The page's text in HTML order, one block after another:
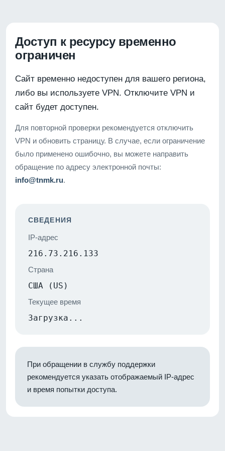
Доступ к ресурсу временно
ограничен
Сайт временно недоступен для вашего региона,
либо вы используете VPN. Отключите VPN и
сайт будет доступен.
Для повторной проверки рекомендуется отключить
VPN и обновить страницу. В случае, если ограничение
было применено ошибочно, вы можете направить
обращение по адресу электронной почты:
info@tnmk.ru.
СВЕДЕНИЯ
IP-адрес
216.73.216.133
Страна
США (US)
Текущее время
Загрузка...
При обращении в службу поддержки
рекомендуется указать отображаемый IP-адрес
и время попытки доступа.